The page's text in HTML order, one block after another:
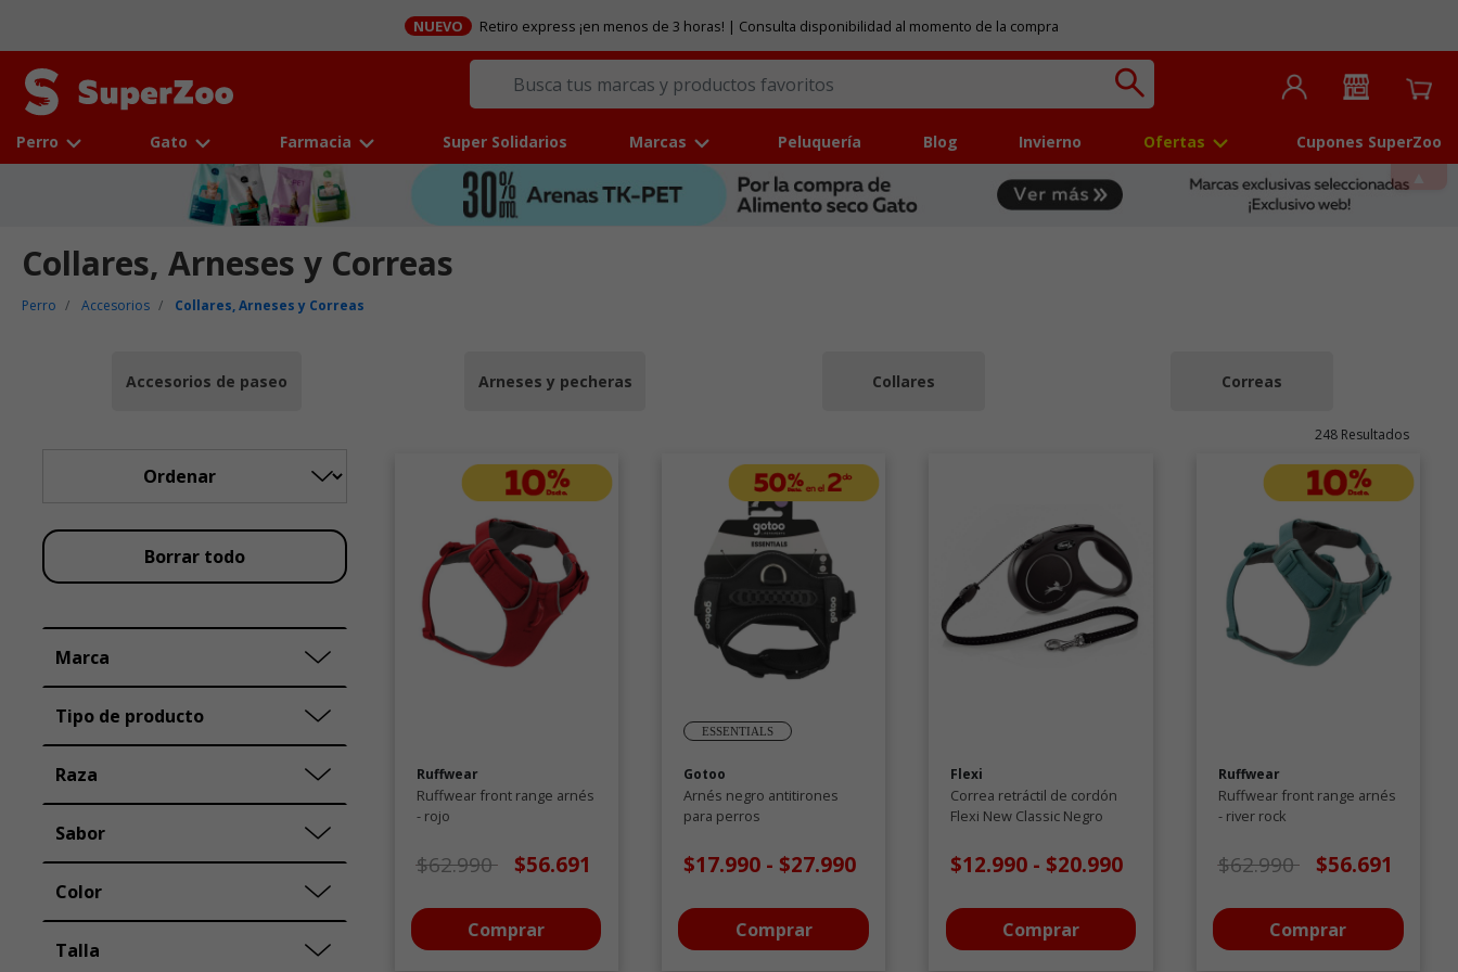
NUEVO Retiro express ¡en menos de 3 horas! | Consulta disponibilidad al momento de la compra
Perro Gato Farmacia Super Solidarios Marcas Peluquería Blog Invierno Ofertas Cupones SuperZoo
Collares, Arneses y Correas
Perro Accesorios Collares, Arneses y Correas
Accesorios de paseo Arneses y pecheras Collares Correas
248 Resultados
Borrar todo
Marca
Tipo de producto
Raza
Sabor
Color
Talla
Ruffwear
Ruffwear front range arnés
- rojo
Precio de oferta desde
$62.990a $56.691
Comprar
ESSENTIALS
Gotoo
Arnés negro antitirones
para perros
$17.990 - $27.990
Comprar
Flexi
Correa retráctil de cordón
Flexi New Classic Negro
$12.990 - $20.990
Comprar
Ruffwear
Ruffwear front range arnés
- river rock
Precio de oferta desde
$62.990a $56.691
Comprar